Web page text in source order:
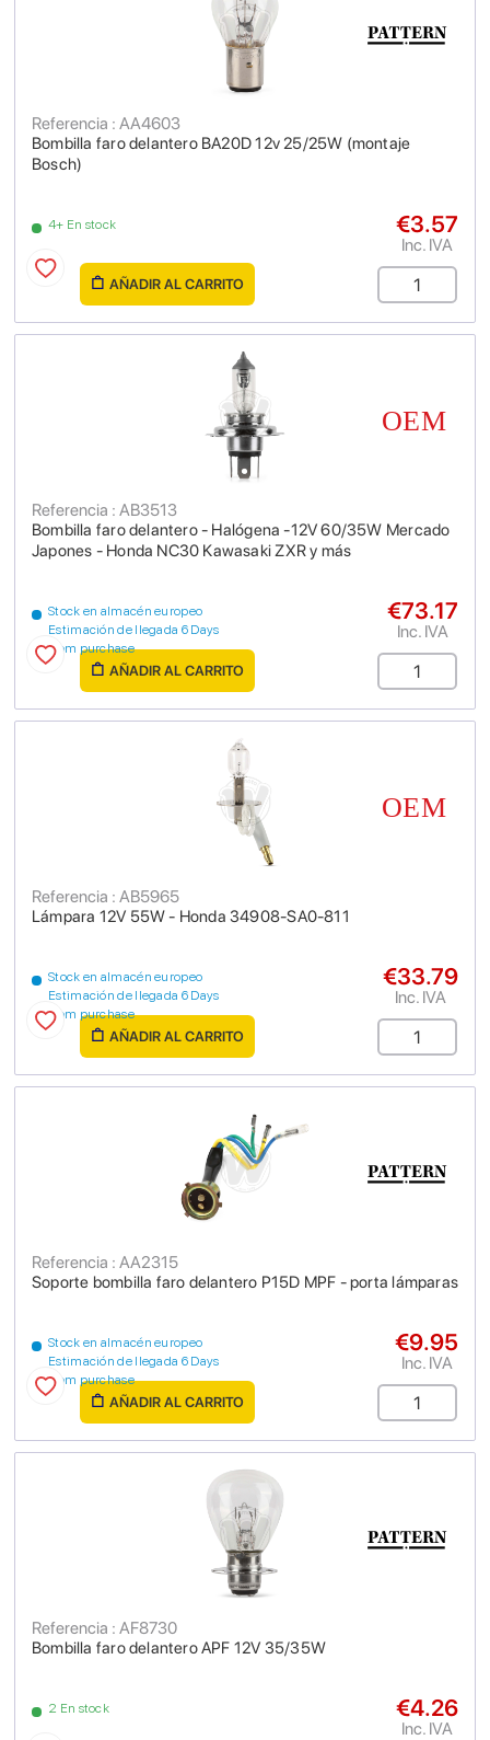
Bombilla faro delantero BA20D 12v 25/25W (montaje
Bosch)
Referencia : AA4603
4+ En stock €3.57
Inc. IVA
AÑADIR AL CARRITO
Bombilla faro delantero - Halógena -12V 60/35W Mercado
Japones - Honda NC30 Kawasaki ZXR y más
Referencia : AB3513
Stock en almacén europeo
Estimación de llegada 6 Days
from purchase
€73.17
Inc. IVA
AÑADIR AL CARRITO
Lámpara 12V 55W - Honda 34908-SA0-811
Referencia : AB5965
Stock en almacén europeo
Estimación de llegada 6 Days
from purchase
€33.79
Inc. IVA
AÑADIR AL CARRITO
Soporte bombilla faro delantero P15D MPF - porta lámparas
Referencia : AA2315
Stock en almacén europeo
Estimación de llegada 6 Days
from purchase
€9.95
Inc. IVA
AÑADIR AL CARRITO
Bombilla faro delantero APF 12V 35/35W
Referencia : AF8730
2 En stock €4.26
Inc. IVA